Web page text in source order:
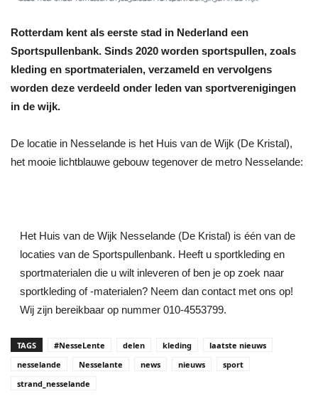
Rotterdam kent als eerste stad in Nederland een
Sportspullenbank. Sinds 2020 worden sportspullen, zoals
kleding en sportmaterialen, verzameld en vervolgens
worden deze verdeeld onder leden van sportverenigingen
in de wijk.
De locatie in Nesselande is het Huis van de Wijk (De Kristal),
het mooie lichtblauwe gebouw tegenover de metro Nesselande:
Het Huis van de Wijk Nesselande (De Kristal) is één van de
locaties van de Sportspullenbank. Heeft u sportkleding en
sportmaterialen die u wilt inleveren of ben je op zoek naar
sportkleding of -materialen? Neem dan contact met ons op!
Wij zijn bereikbaar op nummer 010-4553799.
TAGS #NesseLente delen kleding
laatste nieuws
nesselande
Nesselante news nieuws
sport
strand_nesselande